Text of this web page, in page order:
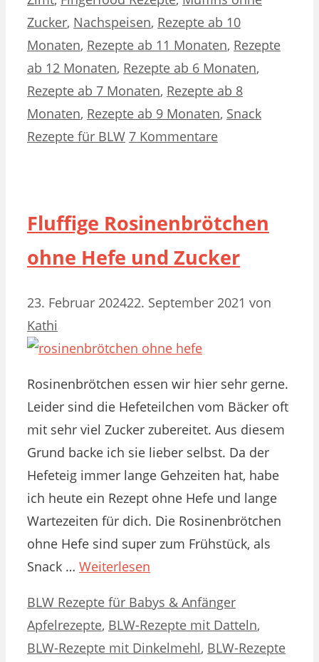
Zucker, Nachspeisen, Rezepte ab 10
Monaten, Rezepte ab 11 Monaten, Rezepte
ab 12 Monaten, Rezepte ab 6 Monaten,
Rezepte ab 7 Monaten, Rezepte ab 8
Monaten, Rezepte ab 9 Monaten, Snack
Rezepte für BLW 7 Kommentare
Fluffige Rosinenbrötchen
ohne Hefe und Zucker
23. Februar 202422. September 2021 von
Kathi
Rosinenbrötchen essen wir hier sehr gerne.
Leider sind die Hefeteilchen vom Bäcker oft
mit sehr viel Zucker zubereitet. Aus diesem
Grund backe ich sie lieber selbst. Da der
Hefeteig immer lange Gehzeiten hat, habe
ich heute ein Rezept ohne Hefe und lange
Wartezeiten für dich. Die Rosinenbrötchen
ohne Hefe sind super zum Frühstück, als
Snack … Weiterlesen
Kategorien
BLW Rezepte für Babys & AnfängerSchlagwörter
Apfelrezepte, BLW-Rezepte mit Datteln,
BLW-Rezepte mit Dinkelmehl, BLW-Rezepte